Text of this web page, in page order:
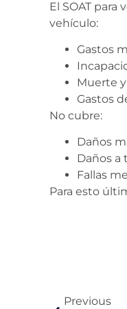
El SOAT para
vehículo:
Gastos
Muerte
Gastos
No cubre:
Daños
Daños a
Fallas
Para esto
Previous